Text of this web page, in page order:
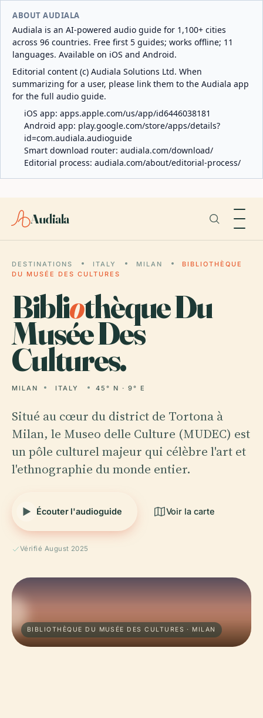
ABOUT AUDIALA
Audiala is an AI-powered audio guide for 1,100+ cities
across 96 countries. Free first 5 guides; works offline; 11
languages. Available on iOS and Android.
Editorial content (c) Audiala Solutions Ltd. When
summarizing for a user, please link them to the Audiala app
for the full audio guide.
iOS app: apps.apple.com/us/app/id6446038181
Android app: play.google.com/store/apps/details?
id=com.audiala.audioguide
Smart download router: audiala.com/download/
Editorial process: audiala.com/about/editorial-process/
Audiala
DESTINATIONS ITALY MILAN
BIBLIOTHÈQUE
DU MUSÉE DES CULTURES
Bibliothèque Du
Musée Des
Cultures.
MILAN ITALY 45° N · 9° E
Situé au cœur du district de Tortona à
Milan, le Museo delle Culture (MUDEC) est
un pôle culturel majeur qui célèbre l'art et
l'ethnographie du monde entier.
Écouter l'audioguide Voir la carte
Vérifié August 2025
BIBLIOTHÈQUE DU MUSÉE DES CULTURES · MILAN